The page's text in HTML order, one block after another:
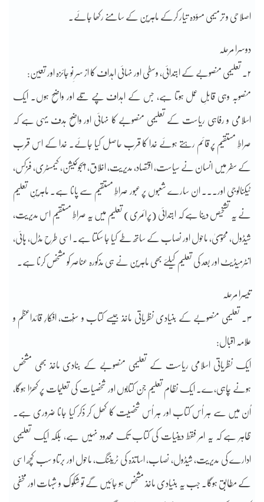
اصلاحی و ترمیمی مسوّدہ تیار کرکے ماہرین کے سامنے رکھا جائے۔
دوسرا مرحلہ
۲۔ تعلیمی منصوبے کے ابتدائی، وسطی اور نہائی اہداف کا از سرِ نو جائزہ اور تعین:
منصوبہ وہی قابلِ عمل ہوتا ہے، جس کے اہداف نپے تُلے اور واضح ہوں۔ ایک
اسلامی و رفاہی ریاست کے تعلیمی منصوبے کا نہائی اور واضح ہدف یہی ہے کہ
صراطِ مستقیم پر قائم رہتے ہوئے خدا کا قرب حاصل کیا جائے۔ خدا کے اس قُرب
کے سفر میں انسان نے سیاست، اقتصاد، مدیریت، اخلاق، ایجوکیشن، کیمسٹری، فزکس،
ٹیکنالوجی اور۔۔۔ ان سارے شعبوں پر عبور صراطِ مستقیم سے پانا ہے۔ ماہرینِ تعلیم
نے یہ تشخیص دینا ہے کہ ابتدائی (پرائمری) تعلیم میں یہ صراطِ مستقیم اس مدیریت،
شیڈول، محتویٰ، ماحول اور نصاب کے ساتھ طے کیا جا سکتا ہے۔ اسی طرح مڈل، ہائی،
انٹرمیڈیٹ اور بعد کی تعلیم کیلئے بھی ماہرین نے ہی مذکورہ عناصر کو مشخص کرنا ہے۔
تیسرا مرحلہ
۳۔ تعلیمی منصوبے کے بنیادی نظریاتی ماخذ جیسے کتاب و سُنّت، افکارِ قائداعظم و
علامہ اقبال:
ایک نظریاتی اسلامی ریاست کے تعلیمی منصوبے کے بنادی ماخذ بھی مشخص
ہونے چاہی,ے۔ ایک نظام تعلیم جن کتابوں اور شخصیات کی تعلیمات پر کھڑا ہوگا،
اُن میں سے ہر اُس کتاب اور ہر اُس شخصیت کا کھل کر ذکر کیا جانا ضروری ہے۔
ظاہر ہے کہ یہ امر فقط دینیات کی کتاب تک محدود نہیں ہے، بلکہ ایک تعلیمی
ادارے کی مدیریت، شیڈول، نصاب، اساتذہ کی ٹریننگ، ماحول اور برتاو سب کچھ اسی
کے مطابق ہوگا۔ جب یہ بنیادی ماخذ مشخص ہو جائیں گے تو شکوک و شبہات اور مخفی